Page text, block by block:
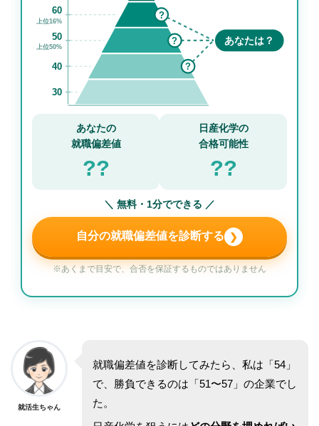
60
上位16%
50
上位50%
40
30
?
?
?
あなたは？
あなたの
就職偏差値
??
日産化学の
合格可能性
??
＼ 無料・1分でできる ／
自分の就職偏差値を診断する ❯
※あくまで目安で、合否を保証するものではありません
就活生ちゃん
就職偏差値を診断してみたら、私は「54」
で、勝負できるのは「51〜57」の企業でし
た。